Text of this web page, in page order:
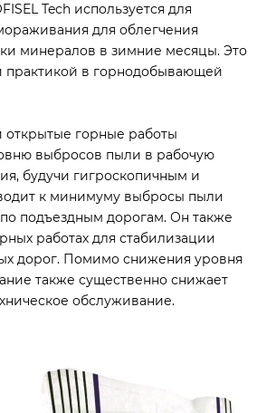
Tech используется для
для облегчения
минералов в зимние месяцы. Это
практикой в ​​горнодобывающей
открытые горные работы
выбросов пыли в рабочую
будучи гигроскопичным и
к минимуму выбросы пыли
подъездным дорогам. Он также
работах для стабилизации
дорог. Помимо снижения уровня
также существенно снижает
обслуживание.